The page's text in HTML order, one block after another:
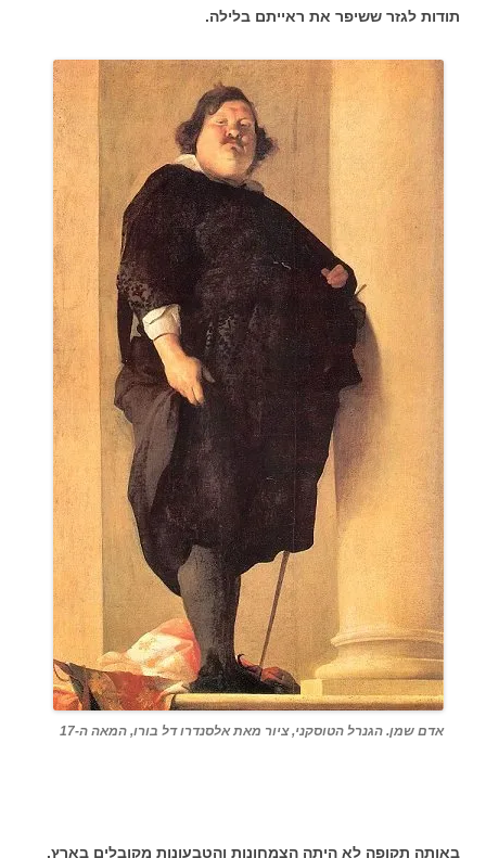
תודות לגזר ששיפר את ראייתם בלילה.
אדם שמן. הגנרל הטוסקני, ציור מאת אלסנדרו דל בורו, המאה ה-17
באותה תקופה לא היתה הצמחונות והטבעונות מקובלים בארץ.